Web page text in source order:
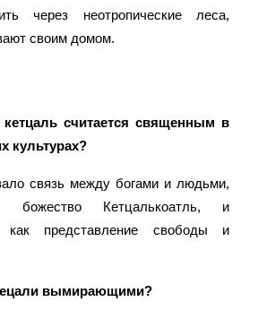
prize pool
Users
Win 500,000 USDT
Carnival
· 33,333 USDT Bonus
Exclusive 10% APR
через неотропические леса,
своим домом.
считается священным в
культурах?
связь между богами и людьми,
божество Кетцалькоатль, и
как представление свободы и
вымирающими?